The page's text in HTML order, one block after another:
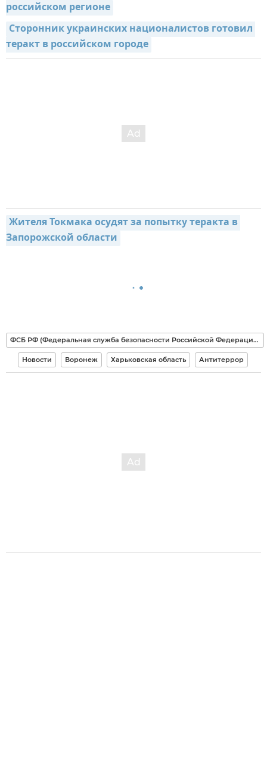
российском регионе
Сторонник украинских националистов готовил
теракт в российском городе
Жителя Токмака осудят за попытку теракта в
Запорожской области
ФСБ РФ (Федеральная служба безопасности Российской Федерации)
Новости Воронеж Харьковская область Антитеррор